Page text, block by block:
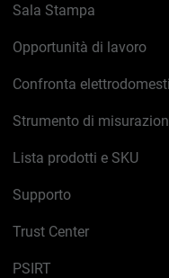
Sala Stampa
Opportunità di lavoro
Confronta
Strumento di
Lista prodotti e SKU
Supporto
Trust Center
PSIRT